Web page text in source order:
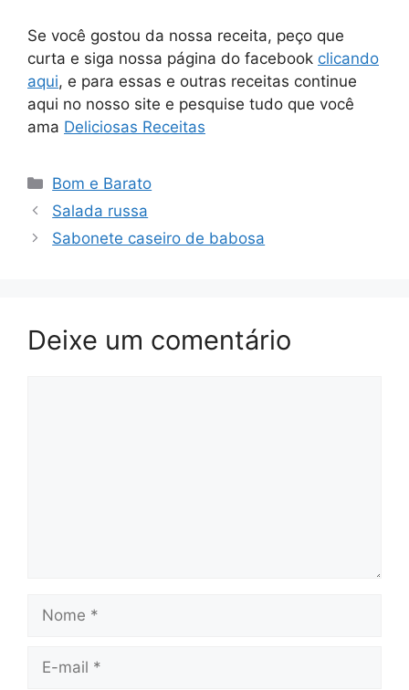
Se você gostou da nossa receita, peço que
curta e siga nossa página do facebook clicando
aqui, e para essas e outras receitas continue
aqui no nosso site e pesquise tudo que você
ama Deliciosas Receitas
Categorias
Bom e Barato
Salada russa
Sabonete caseiro de babosa
Deixe um comentário
Nome